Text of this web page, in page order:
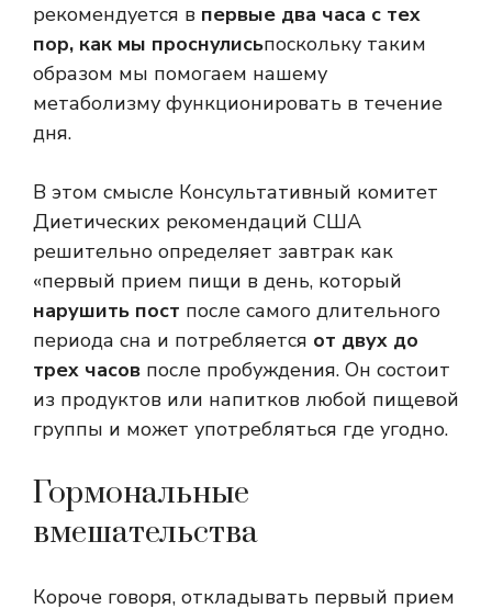
рекомендуется в первые два часа с тех
пор, как мы проснулисьпоскольку таким
образом мы помогаем нашему
метаболизму функционировать в течение
дня.
В этом смысле Консультативный комитет
Диетических рекомендаций США
решительно определяет завтрак как
«первый прием пищи в день, который
нарушить пост после самого длительного
периода сна и потребляется от двух до
трех часов после пробуждения. Он состоит
из продуктов или напитков любой пищевой
группы и может употребляться где угодно.
Гормональные
вмешательства
Короче говоря, откладывать первый прием